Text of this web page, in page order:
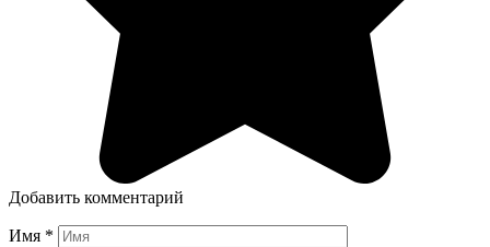
Добавить комментарий
Имя *